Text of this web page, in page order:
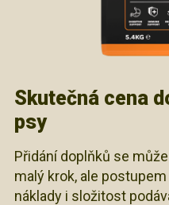
Skutečná cena
psy
Přidání doplňků se
malý krok, ale
náklady i složitost